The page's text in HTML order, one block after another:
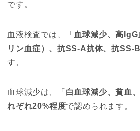
です。
血液検査では、「 血球減少、高
リン血症）、抗SS-A抗体、抗SS-
す。
血球減少は、「 白血球減少、貧血
れぞれ20%程度で認められます。